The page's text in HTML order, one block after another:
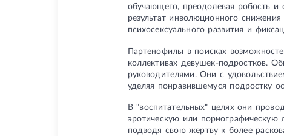
обучающего, преодолевая робость
результат инволюционного
психосексуального развития и
Партенофилы в поисках
коллективах девушек-подростков.
руководителями. Они с
уделяя понравившемуся подростку
В "воспитательных" целях они
эротическую или
подводя свою жертву к более